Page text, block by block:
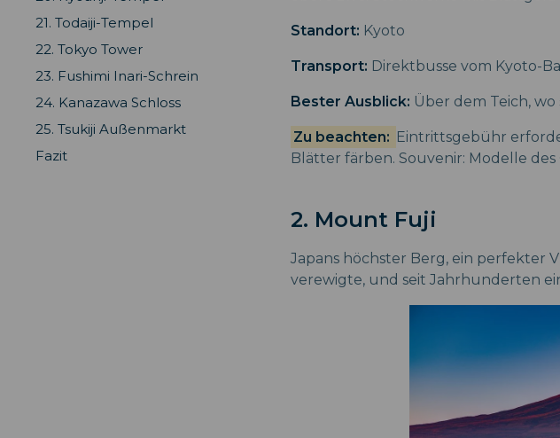
21. Todaiji-Tempel
22. Tokyo Tower
23. Fushimi Inari-Schrein
24. Kanazawa Schloss
25. Tsukiji Außenmarkt
Fazit
Standort: Kyoto
Transport: Direktbusse vom Kyoto-
Bester Ausblick: Über dem Teich,
Zu beachten: Eintrittsgebühr
Blätter färben. Souvenir: Modelle
2. Mount Fuji
Japans höchster Berg, ein perfekter
verewigte, und seit Jahrhunderten